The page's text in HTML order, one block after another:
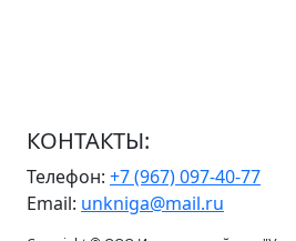
КОНТАКТЫ:
Телефон: +7 (967) 097-40-77
Email: unkniga@mail.ru